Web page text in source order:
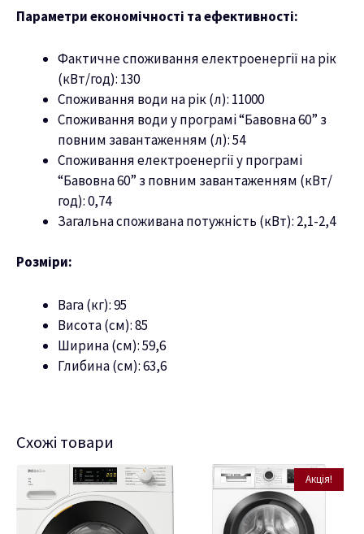
Параметри економічності та ефективності:
Фактичне споживання електроенергії на рік
(кВт/год): 130
Споживання води на рік (л): 11000
Споживання води у програмі “Бавовна 60” з
повним завантаженням (л): 54
Споживання електроенергії у програмі
“Бавовна 60” з повним завантаженням (кВт/
год): 0,74
Загальна споживана потужність (кВт): 2,1-2,4
Розміри:
Вага (кг): 95
Висота (см): 85
Ширина (см): 59,6
Глибина (см): 63,6
Схожі товари
Акція!